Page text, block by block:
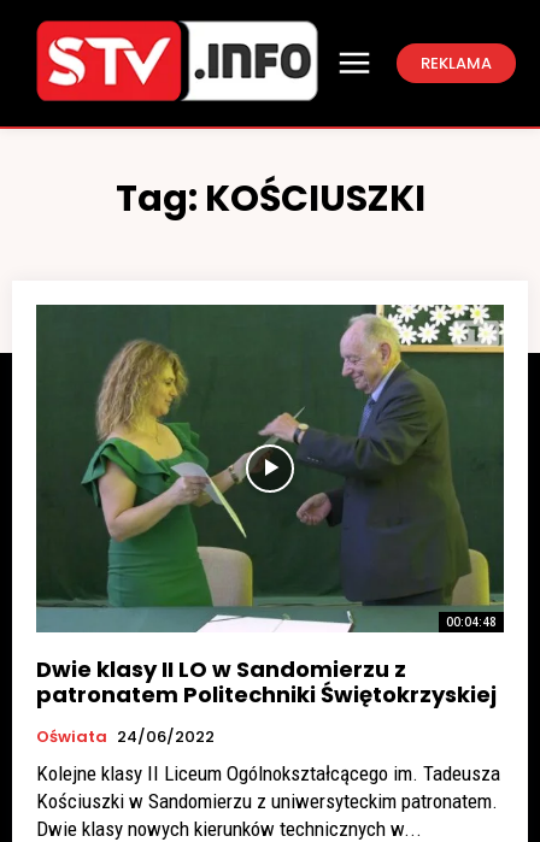
REKLAMA
Tag: KOŚCIUSZKI
00:04:48
Dwie klasy II LO w Sandomierzu z
patronatem Politechniki Świętokrzyskiej
Oświata 24/06/2022
Kolejne klasy II Liceum Ogólnokształcącego im. Tadeusza
Kościuszki w Sandomierzu z uniwersyteckim patronatem.
Dwie klasy nowych kierunków technicznych w...